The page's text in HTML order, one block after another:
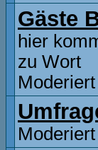
Gäste
hier
zu Wort